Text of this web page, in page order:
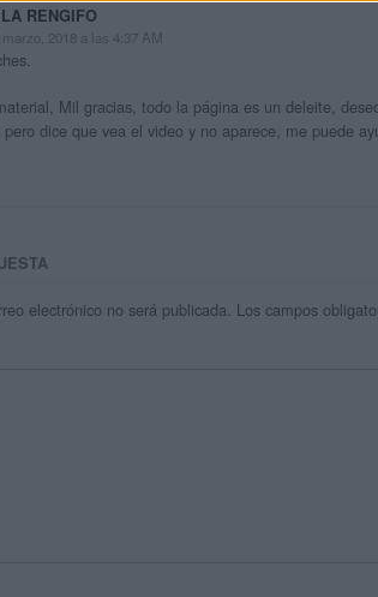
RENGIFO
marzo, 2018 a las 4:37 AM
Mil gracias, todo la página es un deleite,
pero dice que vea el video y no aparece, me puede
electrónico no será publicada. Los campos